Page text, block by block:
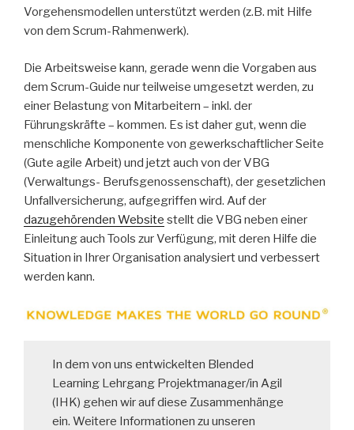
Vorgehensmodellen unterstützt werden (z.B. mit Hilfe
von dem Scrum-Rahmenwerk).
Die Arbeitsweise kann, gerade wenn die Vorgaben aus
dem Scrum-Guide nur teilweise umgesetzt werden, zu
einer Belastung von Mitarbeitern – inkl. der
Führungskräfte – kommen. Es ist daher gut, wenn die
menschliche Komponente von gewerkschaftlicher Seite
(Gute agile Arbeit) und jetzt auch von der VBG
(Verwaltungs- Berufsgenossenschaft), der gesetzlichen
Unfallversicherung, aufgegriffen wird. Auf der
dazugehörenden Website stellt die VBG neben einer
Einleitung auch Tools zur Verfügung, mit deren Hilfe die
Situation in Ihrer Organisation analysiert und verbessert
werden kann.
In dem von uns entwickelten Blended
Learning Lehrgang Projektmanager/in Agil
(IHK) gehen wir auf diese Zusammenhänge
ein. Weitere Informationen zu unseren